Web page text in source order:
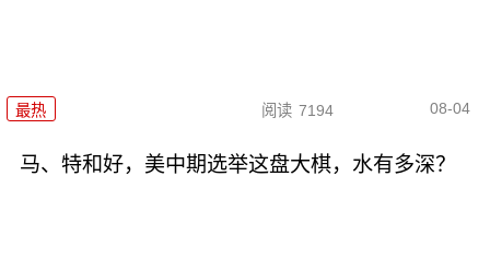
最热 阅读 7194 08-04
马、特和好，美中期选举这盘大棋，水有多深？